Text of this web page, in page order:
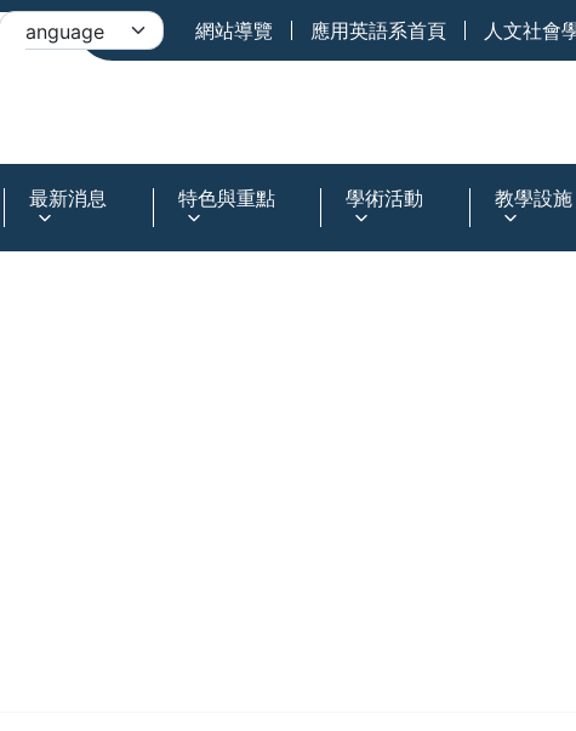
網站導覽 應用英語系首頁 人文社會
最新消息 特色與重點 學術活動 教學設施